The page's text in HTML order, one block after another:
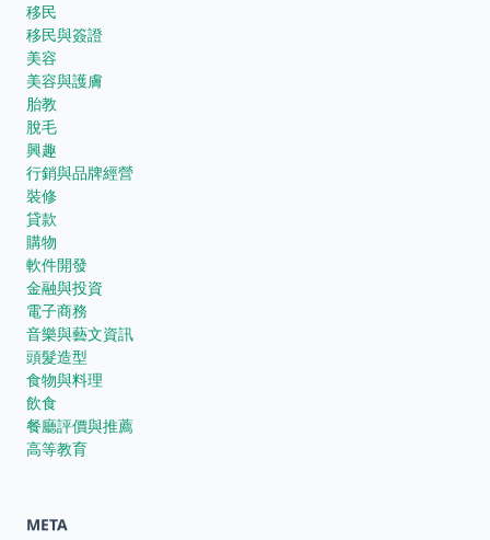
移民
移民與簽證
美容
美容與護膚
胎教
脫毛
興趣
行銷與品牌經營
裝修
貸款
購物
軟件開發
金融與投資
電子商務
音樂與藝文資訊
頭髮造型
食物與料理
飲食
餐廳評價與推薦
高等教育
META